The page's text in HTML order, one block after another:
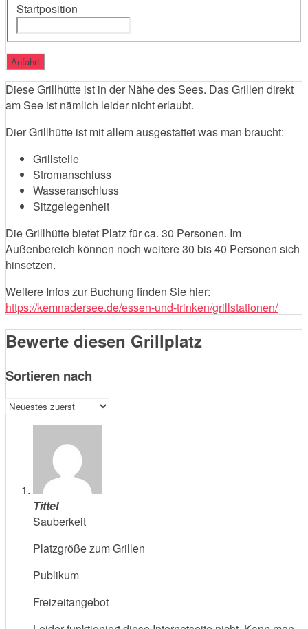
Startposition
Diese Grillhütte ist in der Nähe des Sees. Das Grillen direkt
am See ist nämlich leider nicht erlaubt.
Dier Grillhütte ist mit allem ausgestattet was man braucht:
Grillstelle
Stromanschluss
Wasseranschluss
Sitzgelegenheit
Die Grillhütte bietet Platz für ca. 30 Personen. Im
Außenbereich können noch weitere 30 bis 40 Personen sich
hinsetzen.
Weitere Infos zur Buchung finden Sie hier:
https://kemnadersee.de/essen-und-trinken/grillstationen/
Bewerte diesen Grillplatz
Sortieren nach
Tittel
Sauberkeit
Platzgröße zum Grillen
Publikum
Freizeitangebot